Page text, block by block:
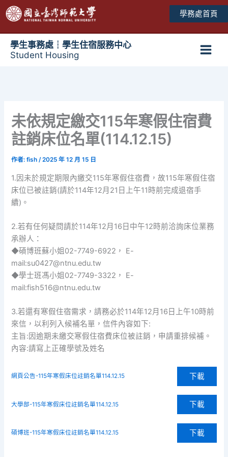
至
學務處首頁
學生事務處┆學生住宿服務中心
Student Housing
未依規定繳交115年寒假住宿費
註銷床位名單(114.12.15)
作者:fish/2025 年 12 月 15 日
1.因未於規定期限內繳交115年寒假住宿費，故115年寒假住宿
床位已被註銷(請於114年12月21日上午11時前完成退宿手
續)。
2.若有任何疑問請於114年12月16日中午12時前洽詢床位業務
承辦人：
◆碩博班蘇小姐02-7749-6922， E-
mail:su0427@ntnu.edu.tw
◆學士班馮小姐02-7749-3322， E-
mail:fish516@ntnu.edu.tw
3.若還有寒假住宿需求，請務必於114年12月16日上午10時前
來信，以利列入候補名單，信件內容如下:
主旨:因逾期未繳交寒假住宿費床位被註銷，申請重排候補。
內容:請寫上正確學號及姓名
網頁公告-115年寒假床位註銷名單114.12.15 下載
大學部-115年寒假床位註銷名單114.12.15 下載
碩博班-115年寒假床位註銷名單114.12.15 下載